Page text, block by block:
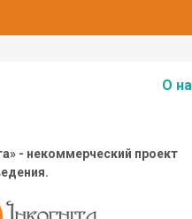
О
- некоммерческий проект